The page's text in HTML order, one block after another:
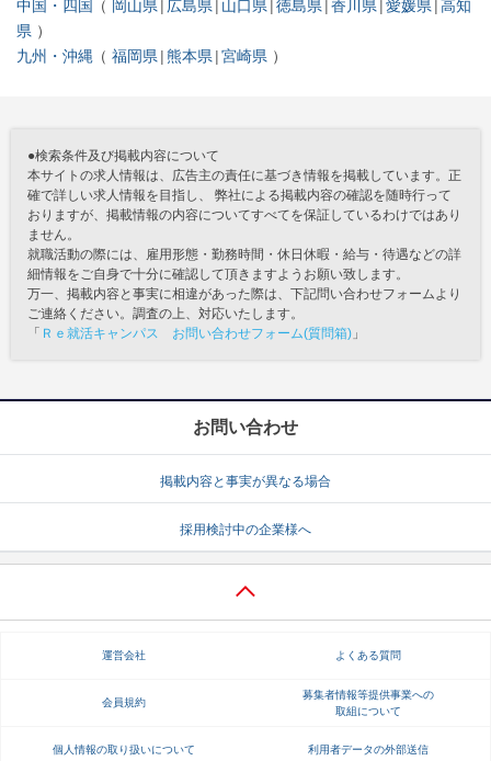
中国・四国
岡山県 広島県 山口県 徳島県 香川県 愛媛県 高知
県
九州・沖縄
福岡県 熊本県 宮崎県
●検索条件及び掲載内容について
本サイトの求人情報は、広告主の責任に基づき情報を掲載しています。正
確で詳しい求人情報を目指し、 弊社による掲載内容の確認を随時行って
おりますが、掲載情報の内容についてすべてを保証しているわけではあり
ません。
就職活動の際には、雇用形態・勤務時間・休日休暇・給与・待遇などの詳
細情報をご自身で十分に確認して頂きますようお願い致します。
万一、掲載内容と事実に相違があった際は、下記問い合わせフォームより
ご連絡ください。調査の上、対応いたします。
「 Ｒｅ就活キャンパス お問い合わせフォーム(質問箱) 」
お問い合わせ
掲載内容と事実が異なる場合
採用検討中の企業様へ
運営会社 よくある質問
会員規約
募集者情報等提供事業への
取組について
個人情報の取り扱いについて 利用者データの外部送信